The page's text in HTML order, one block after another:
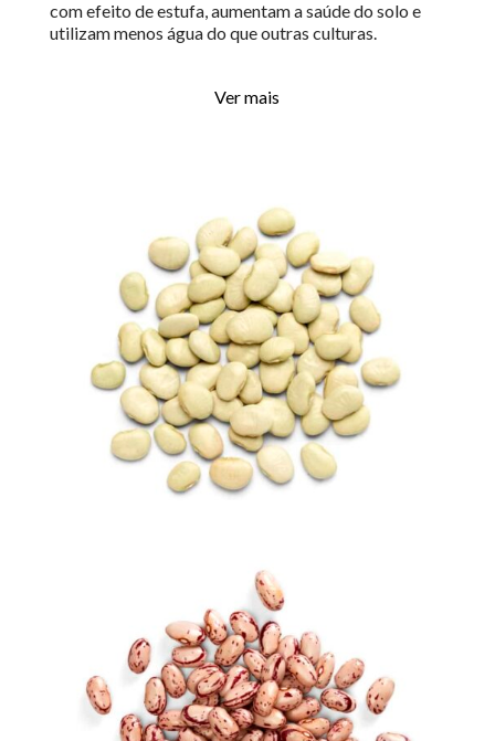
com efeito de estufa, aumentam a saúde do solo e
utilizam menos água do que outras culturas.
Ver mais